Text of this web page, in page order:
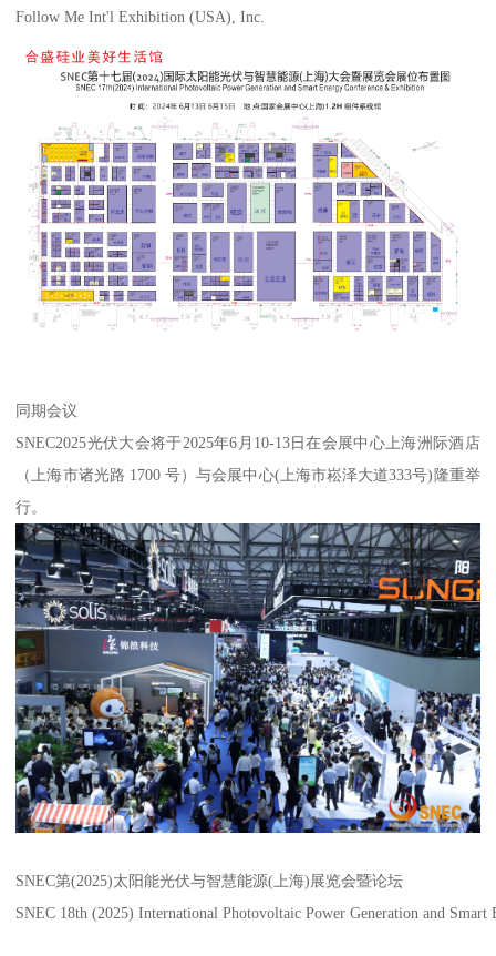
Follow Me Int'l Exhibition (USA), Inc.
同期会议
SNEC2025光伏大会将于2025年6月10-13日在会展中心上海洲际酒店
（上海市诸光路 1700 号）与会展中心(上海市崧泽大道333号)隆重举
行。
SNEC第(2025)太阳能光伏与智慧能源(上海)展览会暨论坛
SNEC 18th (2025) International Photovoltaic Power Generation and